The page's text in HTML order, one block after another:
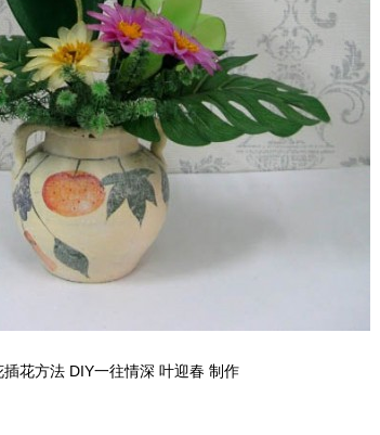
插花方法 DIY一往情深 叶迎春 制作